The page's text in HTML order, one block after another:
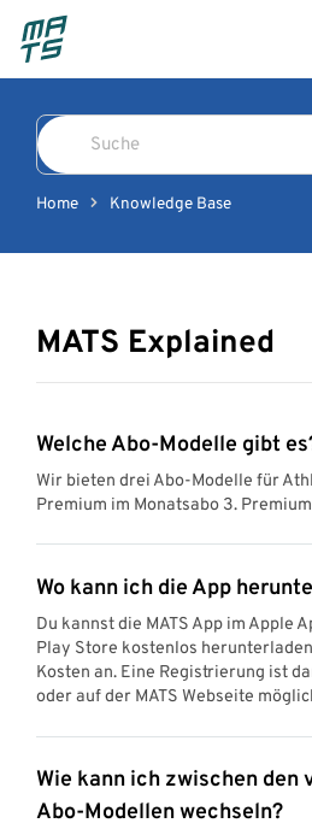
content
Search
For
Home Knowledge Base
MATS Explained
Welche Abo-Modelle gibt
Wir bieten drei Abo-Modelle für
Premium im Monatsabo 3.
Wo kann ich die App
Du kannst die MATS App im Apple
Play Store kostenlos
Kosten an. Eine Registrierung ist
oder auf der MATS Webseite
Wie kann ich zwischen den
Abo-Modellen wechseln?